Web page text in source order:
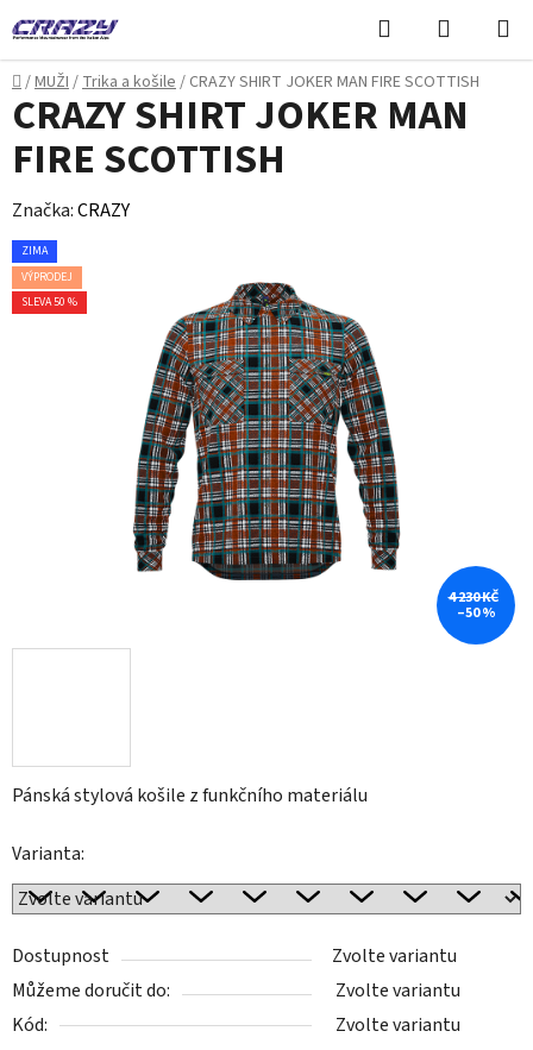
na
obsah
Hledat
KOŠÍK
Domů
/MUŽI/Trika a košile/ CRAZY SHIRT JOKER MAN FIRE SCOTTISH
Pánská stylová košile z funkčního materiálu
Varianta:
Dostupnost
Zvolte variantu
Můžeme doručit do:
Zvolte variantu
Kód:
Zvolte variantu
CRAZY SHIRT JOKER MAN
FIRE SCOTTISH
Značka:CRAZY
ZIMA
VÝPRODEJ
SLEVA 50 %
4 230 KČ
–50 %